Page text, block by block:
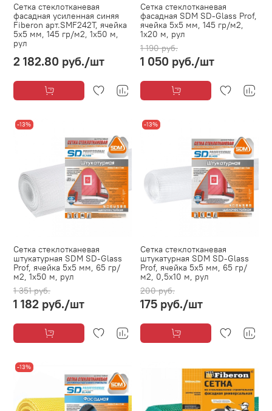
Сетка стеклотканевая
фасадная усиленная синяя
Fiberon арт.SMF242T, ячейка
5х5 мм, 145 гр/м2, 1х50 м,
рул
2 182.80 руб./шт
Сетка стеклотканевая
фасадная SDM SD-Glass Prof,
ячейка 5х5 мм, 145 гр/м2,
1х20 м, рул
1 190 руб.
1 050 руб./шт
-13%
Сетка стеклотканевая
штукатурная SDM SD-Glass
Prof, ячейка 5х5 мм, 65 гр/
м2, 1х50 м, рул
1 351 руб.
1 182 руб./шт
-13%
Сетка стеклотканевая
штукатурная SDM SD-Glass
Prof, ячейка 5х5 мм, 65 гр/
м2, 0,5х10 м, рул
200 руб.
175 руб./шт
-13%